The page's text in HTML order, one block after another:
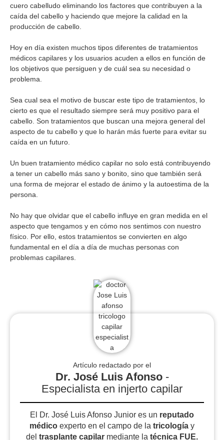
cuero cabelludo eliminando los factores que contribuyen a la
caída del cabello y haciendo que mejore la calidad en la
producción de cabello.
Hoy en día existen muchos tipos diferentes de tratamientos
médicos capilares y los usuarios acuden a ellos en función de
los objetivos que persiguen y de cuál sea su necesidad o
problema.
Sea cual sea el motivo de buscar este tipo de tratamientos, lo
cierto es que el resultado siempre será muy positivo para el
cabello. Son tratamientos que buscan una mejora general del
aspecto de tu cabello y que lo harán más fuerte para evitar su
caída en un futuro.
Un buen tratamiento médico capilar no solo está contribuyendo
a tener un cabello más sano y bonito, sino que también será
una forma de mejorar el estado de ánimo y la autoestima de la
persona.
No hay que olvidar que el cabello influye en gran medida en el
aspecto que tengamos y en cómo nos sentimos con nuestro
físico. Por ello, estos tratamientos se convierten en algo
fundamental en el día a día de muchas personas con
problemas capilares.
Artículo redactado por el
Dr. José Luis Afonso-
Especialista en injerto capilar
El Dr. José Luis Afonso Junior es un reputado
médico experto en el campo de la tricología y
del trasplante capilar mediante la técnica FUE.